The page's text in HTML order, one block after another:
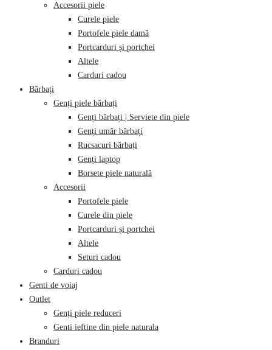
Accesorii piele
Curele piele
Portofele piele damă
Portcarduri și portchei
Altele
Carduri cadou
Bărbați
Genți piele bărbați
Genți bărbați | Serviete din piele
Genți umăr bărbați
Rucsacuri bărbați
Genți laptop
Borsete piele naturală
Accesorii
Portofele piele
Curele din piele
Portcarduri și portchei
Altele
Seturi cadou
Carduri cadou
Genti de voiaj
Outlet
Genți piele reduceri
Genti ieftine din piele naturala
Branduri